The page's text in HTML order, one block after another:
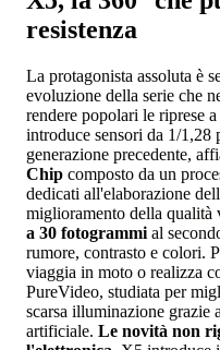
resistenza
La protagonista assoluta è
evoluzione della serie che
rendere popolari le riprese
introduce sensori da 1/
generazione precedente,
Chip composto da un
dedicati all'elaborazione
miglioramento della qualità
a 30 fotogrammi al
rumore, contrasto e colori.
viaggia in moto o realizza
PureVideo, studiata per
scarsa illuminazione grazie
artificiale. Le novità non